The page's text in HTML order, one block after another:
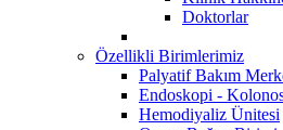
Doktorlar
Özellikli Birimlerimiz
Palyatif Bakım
Endoskopi -
Hemodiyaliz Ünitesi